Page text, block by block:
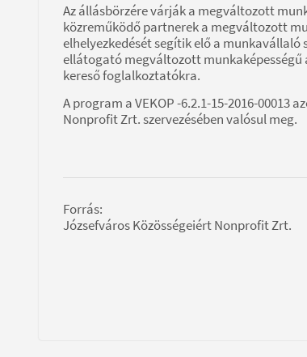
Az állásbörzére várják a megváltozott
közreműködő partnerek a megváltozott
elhelyezkedését segítik elő a
ellátogató megváltozott munkaképességű
kereső foglalkoztatókra.
A program a VEKOP -6.2.1-15-2016-00013
Nonprofit Zrt. szervezésében valósul meg.
Forrás:
Józsefváros Közösségeiért Nonprofit Zrt.